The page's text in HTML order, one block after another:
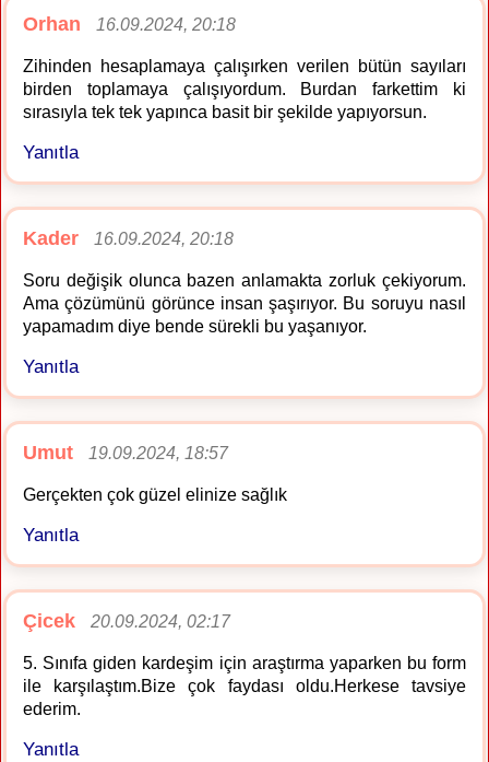
Orhan 16.09.2024, 20:18
Zihinden hesaplamaya çalışırken verilen bütün sayıları
birden toplamaya çalışıyordum. Burdan farkettim ki
sırasıyla tek tek yapınca basit bir şekilde yapıyorsun.
Yanıtla
Kader 16.09.2024, 20:18
Soru değişik olunca bazen anlamakta zorluk çekiyorum.
Ama çözümünü görünce insan şaşırıyor. Bu soruyu nasıl
yapamadım diye bende sürekli bu yaşanıyor.
Yanıtla
Umut 19.09.2024, 18:57
Gerçekten çok güzel elinize sağlık
Yanıtla
Çicek 20.09.2024, 02:17
5. Sınıfa giden kardeşim için araştırma yaparken bu form
ile karşılaştım.Bize çok faydası oldu.Herkese tavsiye
ederim.
Yanıtla